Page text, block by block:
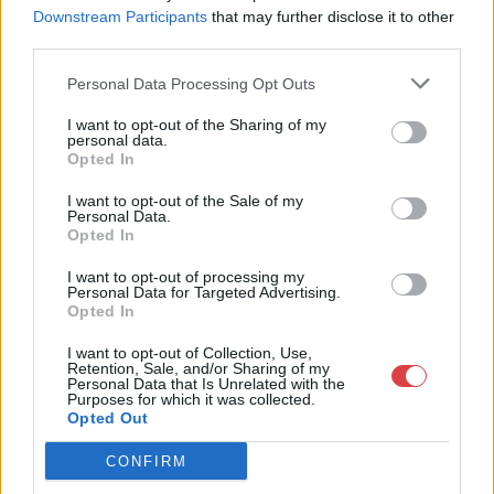
Downstream Participants that may further disclose it to other
Personal Data Processing Opt Outs
I want to opt-out of the Sharing of my
personal data.
Opted In
I want to opt-out of the Sale of my
Personal Data.
Opted In
I want to opt-out of processing my
Personal Data for Targeted Advertising.
Opted In
I want to opt-out of Collection, Use,
Retention, Sale, and/or Sharing of my
Personal Data that Is Unrelated with the
Purposes for which it was collected.
Opted Out
CONFIRM
Tóth Menyhért (1904-
1980): Virágcsendélet
Olaj, vászon , 80 x 60,5 cm,
Jelezve jobbra lent: TM
Aukció időpontja: 2021-10-17
MEGTEKINTEM
Zsolnay Váza,
visszahajló peremmel,
virágdíszítéssel, 1900
Kerámia , Magasság: 10 cm,
pecsételt pontkörös és
masszába nyomott
nyomott 5100 és 27 számok
Aukció időpontja: 2021-10-17
MEGTEKINTEM